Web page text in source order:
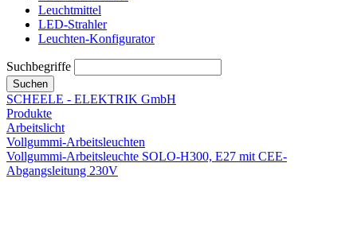
Leuchtmittel
LED-Strahler
Leuchten-Konfigurator
Suchbegriffe
Suchen
SCHEELE - ELEKTRIK GmbH
Produkte
Arbeitslicht
Vollgummi-Arbeitsleuchten
Vollgummi-Arbeitsleuchte SOLO-H300, E27 mit CEE-
Abgangsleitung 230V